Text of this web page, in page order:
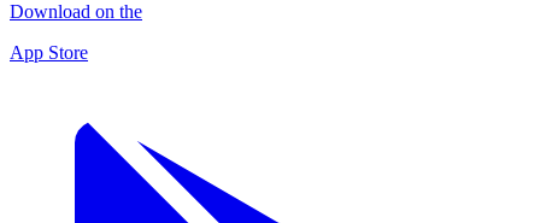
Download on the
App Store